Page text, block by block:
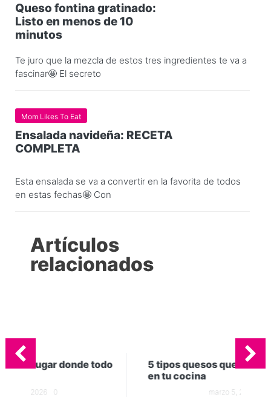
Queso fontina gratinado:
Listo en menos de 10
minutos
Te juro que la mezcla de estos tres ingredientes te va a
fascinar🤩 El secreto
Mom Likes To Eat
Ensalada navideña: RECETA
COMPLETA
Esta ensalada se va a convertir en la favorita de todos
en estas fechas🤩 Con
Artículos
relacionados
5 tipos quesos que no pueden faltar